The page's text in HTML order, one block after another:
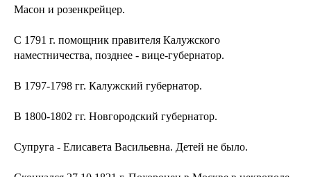
Масон и розенкрейцер.
С 1791 г. помощник правителя Калужского
наместничества, позднее - вице-губернатор.
В 1797-1798 гг. Калужский губернатор.
В 1800-1802 гг. Новгородский губернатор.
Супруга - Елисавета Васильевна. Детей не было.